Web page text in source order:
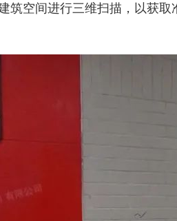
筑空间进行三维扫描，以获